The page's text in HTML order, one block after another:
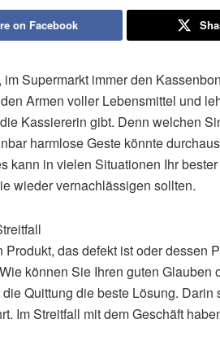
on Facebook
Supermarkt immer den
Armen voller Lebensmittel und
Kassiererin gibt. Denn welchen
harmlose Geste könnte
kann in vielen Situationen Ihr
wieder vernachlässigen sollten.
das defekt ist oder dessen
können Sie Ihren guten
Quittung die beste Lösung.
Im Streitfall mit dem Geschäft